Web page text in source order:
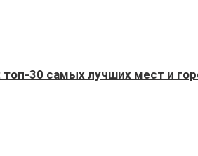
30 самых лучших мест и